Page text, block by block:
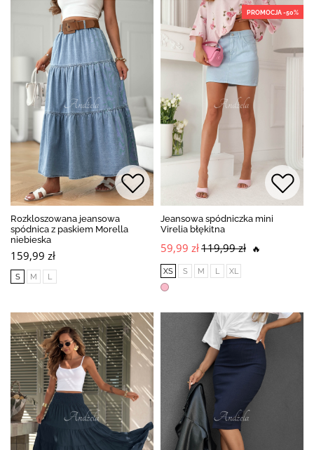
Rozkloszowana jeansowa
spódnica z paskiem Morella
niebieska
159,99 zł
S M L
PROMOCJA -50%
Jeansowa spódniczka mini
Virelia błękitna
59,99 zł119,99 zł 🔥
XS S M L XL